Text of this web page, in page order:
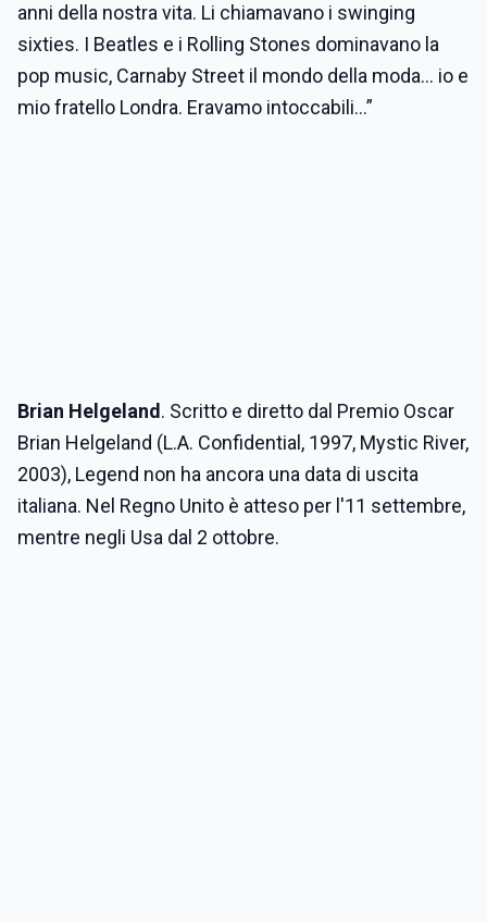
anni della nostra vita. Li chiamavano i swinging
sixties. I Beatles e i Rolling Stones dominavano la
pop music, Carnaby Street il mondo della moda... io e
mio fratello Londra. Eravamo intoccabili...”
Brian Helgeland. Scritto e diretto dal Premio Oscar
Brian Helgeland (L.A. Confidential, 1997, Mystic River,
2003), Legend non ha ancora una data di uscita
italiana. Nel Regno Unito è atteso per l'11 settembre,
mentre negli Usa dal 2 ottobre.